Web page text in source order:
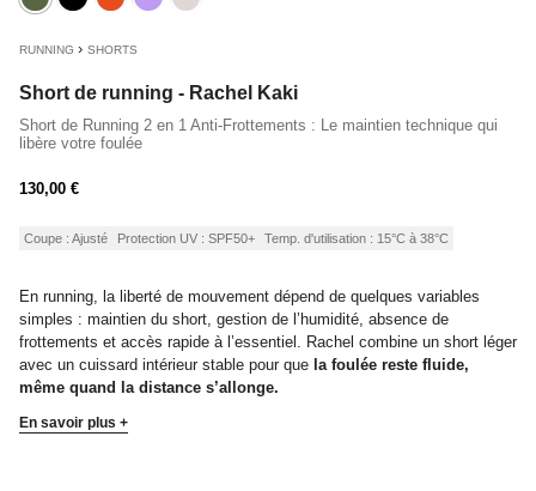
RUNNING › SHORTS
Short de running - Rachel Kaki
Short de Running 2 en 1 Anti-Frottements : Le maintien technique qui
libère votre foulée
Prix
130,00 €
Coupe : Ajusté Protection UV : SPF50+ Temp. d'utilisation : 15°C à 38°C
En running, la liberté de mouvement dépend de quelques variables
simples : maintien du short, gestion de l’humidité, absence de
frottements et accès rapide à l’essentiel. Rachel combine un short léger
avec un cuissard intérieur stable pour que la foulée reste fluide,
même quand la distance s’allonge.
En savoir plus +